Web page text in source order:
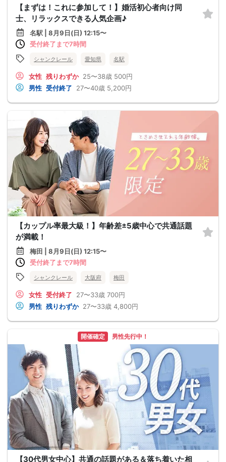
【まずは！これに参加して！】婚活初心者向け同
士、リラックスできる人気企画♪
名駅 | 8月9日(日) 12:15〜
受付終了まで7時間
シャンクレール 愛知県 名駅
女性 残りわずか 25〜38歳 500円
男性 受付終了 27〜40歳 5,200円
【カップル率最大級！】年齢差±5歳中心で共通話題
が満載！
梅田 | 8月9日(日) 12:15〜
受付終了まで7時間
シャンクレール 大阪府 梅田
女性 受付終了 27〜33歳 700円
男性 残りわずか 27〜33歳 4,800円
開催確定 男性先行中！
【30代男女中心】共通の話題がある＆落ち着いた相